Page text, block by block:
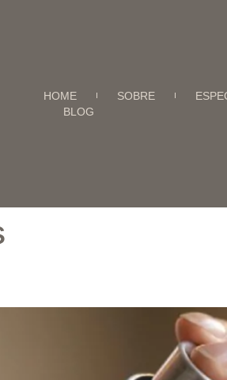
HOME SOBRE
BLOG